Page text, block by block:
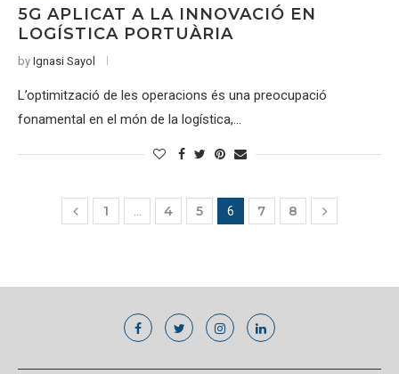
5G APLICAT A LA INNOVACIÓ EN
LOGÍSTICA PORTUÀRIA
by Ignasi Sayol
L’optimització de les operacions és una preocupació
fonamental en el món de la logística,…
1 4 5 6 7 8